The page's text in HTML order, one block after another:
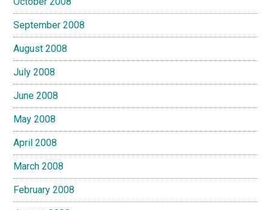
September 2008
August 2008
July 2008
June 2008
May 2008
April 2008
March 2008
February 2008